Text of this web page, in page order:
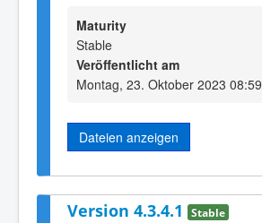
Maturity
Stable
Veröffentlicht am
Montag, 23. Oktober 2023 08:59
Dateien anzeigen
Version 4.3.4.1 Stable